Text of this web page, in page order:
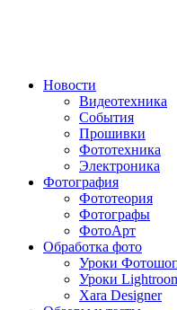
Новости
Видеотехника
События
Прошивки
Фототехника
Электроника
Фотография
Фототеория
Фотографы
ФотоАрт
Обработка фото
Уроки
Уроки
Xara Designer